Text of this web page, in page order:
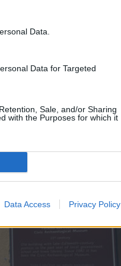
Data.
Data for Targeted
Sale, and/or Sharing
with the Purposes for which it
Data Access Privacy Policy